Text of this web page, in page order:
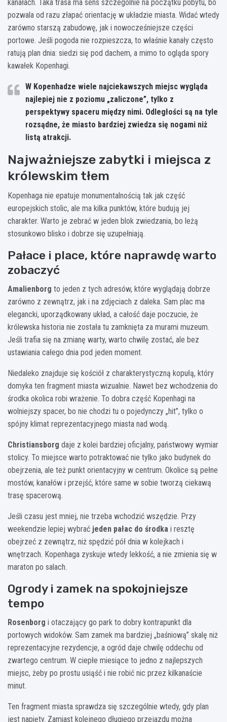
kanałach. Taka trasa ma sens szczególnie na początku pobytu, bo
pozwala od razu złapać orientację w układzie miasta. Widać wtedy
zarówno starszą zabudowę, jak i nowocześniejsze części
portowe. Jeśli pogoda nie rozpieszcza, to właśnie kanały często
ratują plan dnia: siedzi się pod dachem, a mimo to ogląda spory
kawałek Kopenhagi.
W Kopenhadze wiele najciekawszych miejsc wygląda
najlepiej nie z poziomu „zaliczone”, tylko z
perspektywy spaceru między nimi. Odległości są na tyle
rozsądne, że miasto bardziej zwiedza się nogami niż
listą atrakcji.
Najważniejsze zabytki i miejsca z
królewskim tłem
Kopenhaga nie epatuje monumentalnością tak jak część
europejskich stolic, ale ma kilka punktów, które budują jej
charakter. Warto je zebrać w jeden blok zwiedzania, bo leżą
stosunkowo blisko i dobrze się uzupełniają.
Pałace i place, które naprawdę warto
zobaczyć
Amalienborg to jeden z tych adresów, które wyglądają dobrze
zarówno z zewnątrz, jak i na zdjęciach z daleka. Sam plac ma
elegancki, uporządkowany układ, a całość daje poczucie, że
królewska historia nie została tu zamknięta za murami muzeum.
Jeśli trafia się na zmianę warty, warto chwilę zostać, ale bez
ustawiania całego dnia pod jeden moment.
Niedaleko znajduje się kościół z charakterystyczną kopułą, który
domyka ten fragment miasta wizualnie. Nawet bez wchodzenia do
środka okolica robi wrażenie. To dobra część Kopenhagi na
wolniejszy spacer, bo nie chodzi tu o pojedynczy „hit”, tylko o
spójny klimat reprezentacyjnego miasta nad wodą.
Christiansborg daje z kolei bardziej oficjalny, państwowy wymiar
stolicy. To miejsce warto potraktować nie tylko jako budynek do
obejrzenia, ale też punkt orientacyjny w centrum. Okolice są pełne
mostów, kanałów i przejść, które same w sobie tworzą ciekawą
trasę spacerową.
Jeśli czasu jest mniej, nie trzeba wchodzić wszędzie. Przy
weekendzie lepiej wybrać jeden pałac do środka i resztę
obejrzeć z zewnątrz, niż spędzić pół dnia w kolejkach i
wnętrzach. Kopenhaga zyskuje wtedy lekkość, a nie zmienia się w
maraton po salach.
Ogrody i zamek na spokojniejsze
tempo
Rosenborg i otaczający go park to dobry kontrapunkt dla
portowych widoków. Sam zamek ma bardziej „baśniową” skalę niż
reprezentacyjne rezydencje, a ogród daje chwilę oddechu od
zwartego centrum. W ciepłe miesiące to jedno z najlepszych
miejsc, żeby po prostu usiąść i nie robić nic przez kilkanaście
minut.
Ten fragment miasta sprawdza się szczególnie wtedy, gdy plan
jest napięty. Zamiast kolejnego długiego przejazdu można